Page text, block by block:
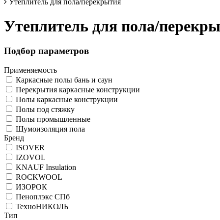
Утеплитель для пола/перекрытия
Утеплитель для пола/
Подбор параметров
Применяемость
Каркасные полы бань и саун
Перекрытия каркасные конструкции
Полы каркасные конструкции
Полы под стяжку
Полы промышленные
Шумоизоляция пола
Бренд
ISOVER
IZOVOL
KNAUF Insulation
ROCKWOOL
ИЗОРОК
Пеноплэкс СПб
ТехноНИКОЛЬ
Тип